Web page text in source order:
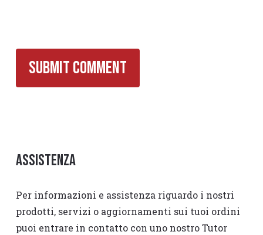
Assistenza
Per informazioni e assistenza riguardo i nostri
prodotti, servizi o aggiornamenti sui tuoi ordini
puoi entrare in contatto con uno nostro Tutor